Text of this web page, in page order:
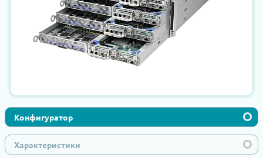
Конфигуратор
Характеристики